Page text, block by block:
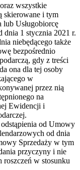
wszystkie
skierowane i tym
lub Usługobiorcę
dnia 1 stycznia 2021 r.
niebędącego także
bezpośrednio
gdy z treści
ona dla tej osoby
w
przez nią
na
Ewidencji i
od Umowy
od dnia
Sprzedaży w tym
przyczyny i nie
w stosunku